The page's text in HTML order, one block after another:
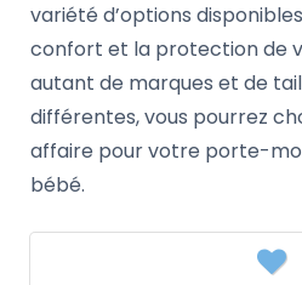
variété d’options
confort et la protection de
autant de marques et de
différentes, vous pourrez
affaire pour votre porte-
bébé.